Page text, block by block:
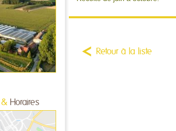
& Horaires
Retour à la liste